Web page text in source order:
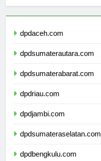
dpdaceh.com
dpdsumaterautara.com
dpdsumaterabarat.com
dpdriau.com
dpdjambi.com
dpdsumateraselatan.com
dpdbengkulu.com